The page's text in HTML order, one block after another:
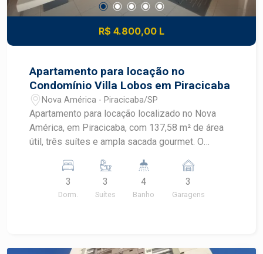
R$ 4.800,00 L
Apartamento para locação no
Condomínio Villa Lobos em Piracicaba
Nova América - Piracicaba/SP
Apartamento para locação localizado no Nova
América, em Piracicaba, com 137,58 m² de área
útil, três suítes e ampla sacada gourmet. O
condomínio completo, com lazer diversificado e
portaria 24 horas. CARACTERÍSTICAS DO
IMÓVEL - Área útil de 137,58 m² - 3 dormitórios,
3
Dorm.
3
Suítes
4
Banho
3
Garagens